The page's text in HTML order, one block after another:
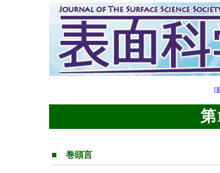
[
第
■ 巻頭言